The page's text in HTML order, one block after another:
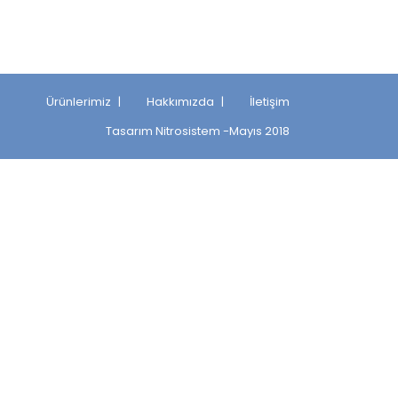
Ürünlerimiz Hakkımızda
İletişim
Tasarım Nitrosistem -Mayıs 2018